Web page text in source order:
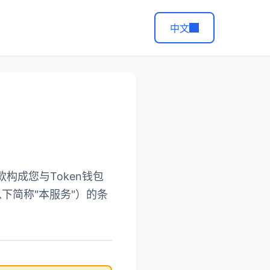
中文
构成您与Token钱包
简称"本服务"）的条